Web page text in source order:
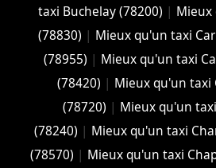
taxi Buchelay (78200) | Mieux
(78830) | Mieux qu'un taxi
(78955) | Mieux qu'un taxi
(78420) | Mieux qu'un taxi
(78720) | Mieux qu'un
(78240) | Mieux qu'un taxi
(78570) | Mieux qu'un taxi